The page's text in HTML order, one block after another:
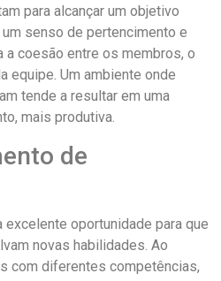
para alcançar um objetivo
senso de pertencimento e
a coesão entre os membros, o
equipe. Um ambiente onde
tende a resultar em uma
mais produtiva.
de
oportunidade para que
novas habilidades. Ao
com diferentes competências,